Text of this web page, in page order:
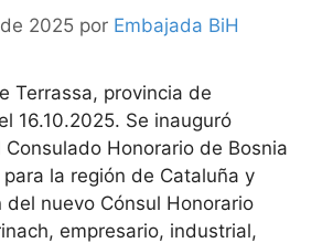
2025 por Embajada BiH
Terrassa, provincia de
16.10.2025. Se inauguró
Honorario de Bosnia
la región de Cataluña y
del nuevo Cónsul Honorario
empresario, industrial,